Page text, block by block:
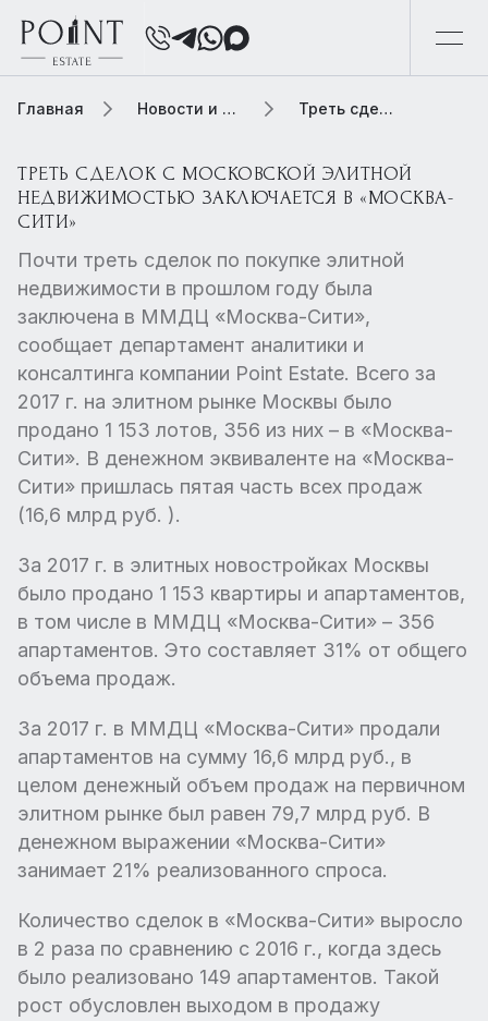
Главная Новости и обзоры Треть сделок с московской элитной недвижимостью заключается в «Москва-Сити»
ТРЕТЬ СДЕЛОК С МОСКОВСКОЙ ЭЛИТНОЙ
НЕДВИЖИМОСТЬЮ ЗАКЛЮЧАЕТСЯ В «МОСКВА-
СИТИ»
Почти треть сделок по покупке элитной
недвижимости в прошлом году была
заключена в ММДЦ «Москва-Сити»,
сообщает департамент аналитики и
консалтинга компании Point Estate. Всего за
2017 г. на элитном рынке Москвы было
продано 1 153 лотов, 356 из них – в «Москва-
Сити». В денежном эквиваленте на «Москва-
Сити» пришлась пятая часть всех продаж
(16,6 млрд руб. ).
За 2017 г. в элитных новостройках Москвы
было продано 1 153 квартиры и апартаментов,
в том числе в ММДЦ «Москва-Сити» – 356
апартаментов. Это составляет 31% от общего
объема продаж.
За 2017 г. в ММДЦ «Москва-Сити» продали
апартаментов на сумму 16,6 млрд руб., в
целом денежный объем продаж на первичном
элитном рынке был равен 79,7 млрд руб. В
денежном выражении «Москва-Сити»
занимает 21% реализованного спроса.
Количество сделок в «Москва-Сити» выросло
в 2 раза по сравнению с 2016 г., когда здесь
было реализовано 149 апартаментов. Такой
рост обусловлен выходом в продажу